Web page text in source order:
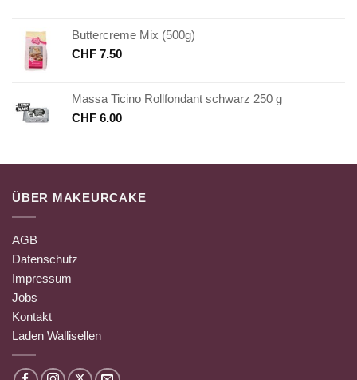
Buttercreme Mix (500g)
CHF 7.50
Massa Ticino Rollfondant schwarz 250 g
CHF 6.00
ÜBER MAKEURCAKE
AGB
Datenschutz
Impressum
Jobs
Kontakt
Laden Wallisellen